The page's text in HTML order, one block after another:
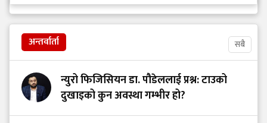
अन्तर्वार्ता सबै
न्युरो फिजिसियन डा. पौडेललाई प्रश्न: टाउको
दुखाइको कुन अवस्था गम्भीर हो?